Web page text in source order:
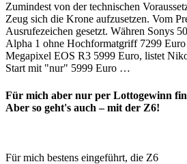
Zumindest von der technischen
Zeug sich die Krone aufzusetzen. Vom
Ausrufezeichen gesetzt. Währen Sonys
Alpha 1 ohne Hochformatgriff 7299 Euro
Megapixel EOS R3 5999 Euro, listet
Start mit "nur" 5999 Euro …
Für mich aber nur per Lottogewinn
Aber so geht's auch – mit der Z6!
Für mich bestens eingeführt, die Z6